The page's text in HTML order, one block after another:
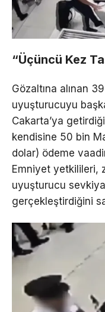
“Üçüncü Kez
Gözaltına alınan
uyuşturucuyu
Cakarta’ya
kendisine 50 bin
dolar) ödeme
Emniyet yetkilileri,
uyuşturucu
gerçekleştirdiğini